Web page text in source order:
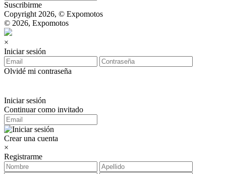
Suscribirme
Copyright 2026, © Expomotos
© 2026, Expomotos
×
Iniciar sesión
Olvidé mi contraseña
Iniciar sesión
Continuar como invitado
Crear una cuenta
×
Registrarme